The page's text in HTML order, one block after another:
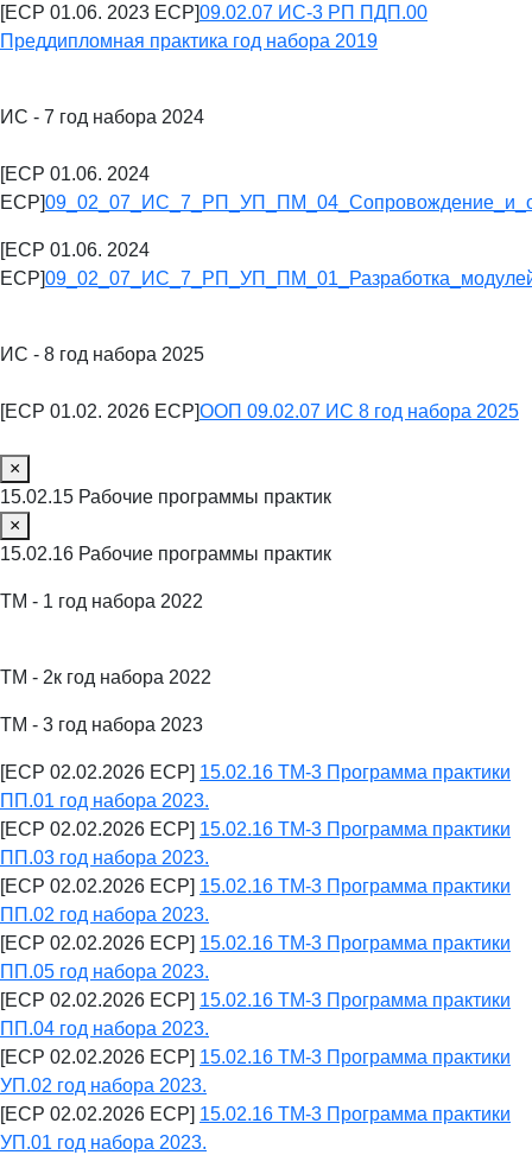
[ECP 01.06. 2023 ECP]09.02.07 ИС-3 РП ПДП.00
Преддипломная практика год набора 2019
ИС - 7 год набора 2024
[ECP 01.06. 2024
ECP]
[ECP 01.06. 2024
ECP]
ИС - 8 год набора 2025
[ECP 01.02. 2026 ECP]ООП 09.02.07 ИС 8 год набора 2025
×
15.02.15 Рабочие программы практик
×
15.02.16 Рабочие программы практик
ТМ - 1 год набора 2022
ТМ - 2к год набора 2022
ТМ - 3 год набора 2023
[ECP 02.02.2026 ECP] 15.02.16 ТМ-3 Программа практики
ПП.01 год набора 2023.
[ECP 02.02.2026 ECP] 15.02.16 ТМ-3 Программа практики
ПП.03 год набора 2023.
[ECP 02.02.2026 ECP] 15.02.16 ТМ-3 Программа практики
ПП.02 год набора 2023.
[ECP 02.02.2026 ECP] 15.02.16 ТМ-3 Программа практики
ПП.05 год набора 2023.
[ECP 02.02.2026 ECP] 15.02.16 ТМ-3 Программа практики
ПП.04 год набора 2023.
[ECP 02.02.2026 ECP] 15.02.16 ТМ-3 Программа практики
УП.02 год набора 2023.
[ECP 02.02.2026 ECP] 15.02.16 ТМ-3 Программа практики
УП.01 год набора 2023.